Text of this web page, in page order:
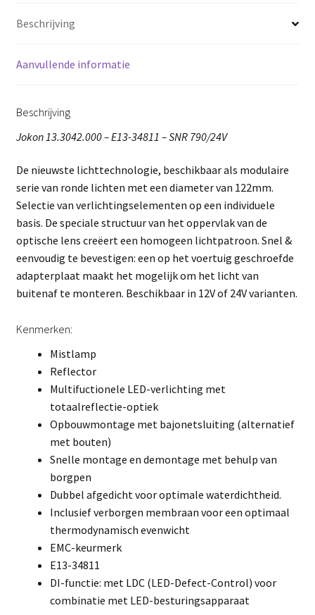
Beschrijving
Aanvullende informatie
Beschrijving
Jokon 13.3042.000 – E13-34811 – SNR 790/24V
De nieuwste lichttechnologie, beschikbaar als modulaire
serie van ronde lichten met een diameter van 122mm.
Selectie van verlichtingselementen op een individuele
basis. De speciale structuur van het oppervlak van de
optische lens creëert een homogeen lichtpatroon. Snel &
eenvoudig te bevestigen: een op het voertuig geschroefde
adapterplaat maakt het mogelijk om het licht van
buitenaf te monteren. Beschikbaar in 12V of 24V varianten.
Kenmerken:
Mistlamp
Reflector
Multifuctionele LED-verlichting met
totaalreflectie-optiek
Opbouwmontage met bajonetsluiting (alternatief
met bouten)
Snelle montage en demontage met behulp van
borgpen
Dubbel afgedicht voor optimale waterdichtheid.
Inclusief verborgen membraan voor een optimaal
thermodynamisch evenwicht
EMC-keurmerk
E13-34811
DI-functie: met LDC (LED-Defect-Control) voor
combinatie met LED-besturingsapparaat